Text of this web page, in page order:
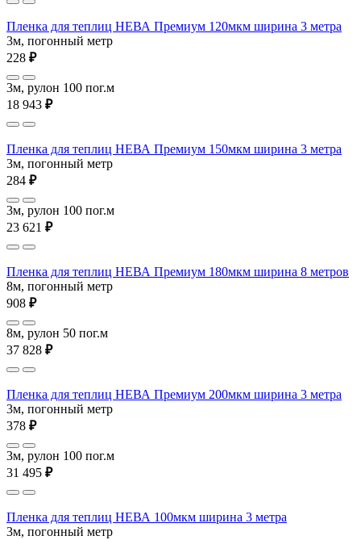
Пленка для теплиц НЕВА Премиум 120мкм ширина 3 метра
3м, погонный метр
228 ₽
3м, рулон 100 пог.м
18 943 ₽
Пленка для теплиц НЕВА Премиум 150мкм ширина 3 метра
3м, погонный метр
284 ₽
3м, рулон 100 пог.м
23 621 ₽
Пленка для теплиц НЕВА Премиум 180мкм ширина 8 метров
8м, погонный метр
908 ₽
8м, рулон 50 пог.м
37 828 ₽
Пленка для теплиц НЕВА Премиум 200мкм ширина 3 метра
3м, погонный метр
378 ₽
3м, рулон 100 пог.м
31 495 ₽
Пленка для теплиц НЕВА 100мкм ширина 3 метра
3м, погонный метр